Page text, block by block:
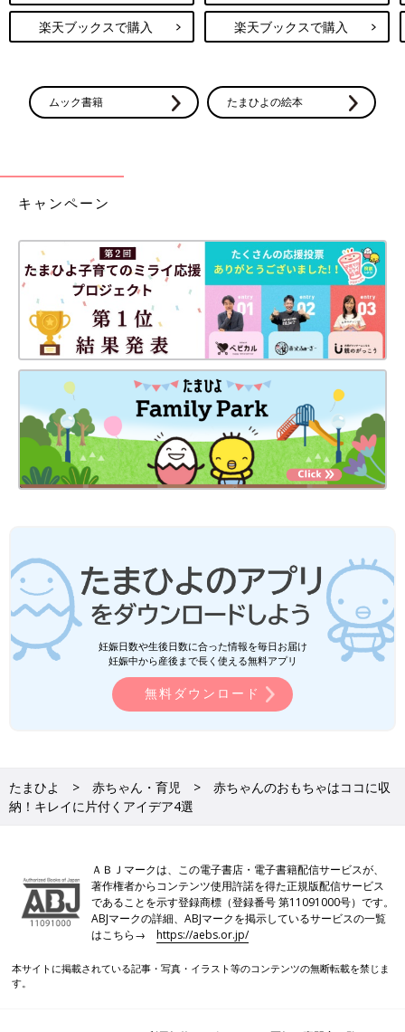
楽天ブックスで購入 楽天ブックスで購入
ムック書籍 たまひよの絵本
キャンペーン
妊娠日数や生後日数に合った情報を毎日お届け
妊娠中から産後まで長く使える無料アプリ
無料ダウンロード
たまひよ 赤ちゃん・育児
赤ちゃんのおもちゃはココに収
納！キレイに片付くアイデア4選
ＡＢＪマークは、この電子書店・電子書籍配信サービスが、
著作権者からコンテンツ使用許諾を得た正規版配信サービス
であることを示す登録商標（登録番号 第11091000号）です。
ABJマークの詳細、ABJマークを掲示しているサービスの一覧
はこちら→https://aebs.or.jp/
本サイトに掲載されている記事・写真・イラスト等のコンテンツの無断転載を禁じま
す。